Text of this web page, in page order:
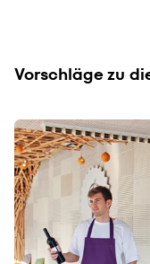
Vorschläge zu